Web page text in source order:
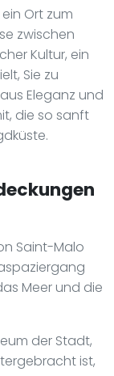
Ort zum
zwischen
Kultur, ein
Sie zu
Eleganz und
die so sanft
Saint-Malo
Meer und die
der Stadt,
ist,